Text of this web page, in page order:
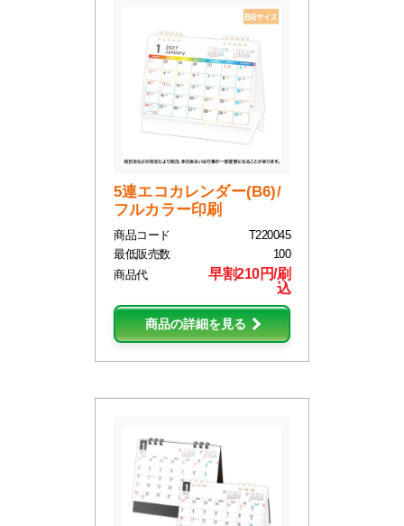
5連エコカレンダー(B6)/
フルカラー印刷
商品コード
T220045
最低販売数
100
商品代
早割210円/刷
込
商品の詳細を見る